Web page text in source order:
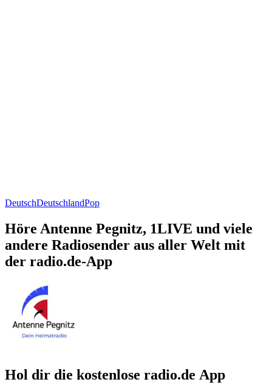
DeutschDeutschlandPop
Höre Antenne Pegnitz, 1LIVE und viele
andere Radiosender aus aller Welt mit
der radio.de-App
Hol dir die kostenlose radio.de App